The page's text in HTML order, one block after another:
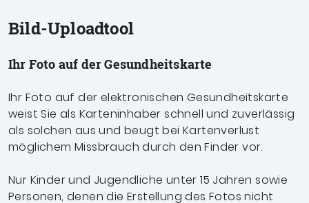
Bild-Uploadtool
Ihr Foto auf der Gesundheitskarte
Ihr Foto auf der elektronischen Gesundheitskarte
weist Sie als Karteninhaber schnell und zuverlässig
als solchen aus und beugt bei Kartenverlust
möglichem Missbrauch durch den Finder vor.
Nur Kinder und Jugendliche unter 15 Jahren sowie
Personen, denen die Erstellung des Fotos nicht